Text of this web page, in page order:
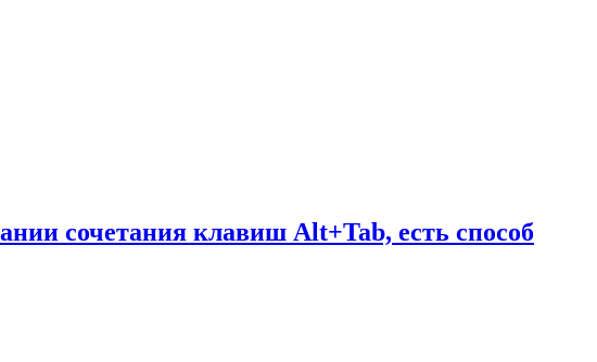
сочетания клавиш Alt+Tab, есть способ